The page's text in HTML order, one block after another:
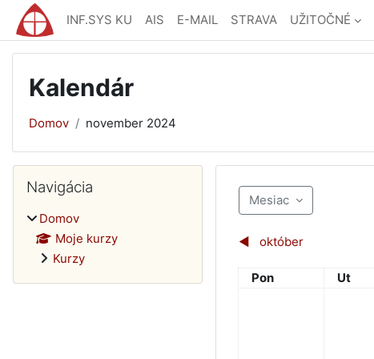
Preskočiť na hlavný obsah
INF.SYS KU AIS E-MAIL STRAVA UŽITOČNÉ
Kalendár
Domov november 2024
Mesiac
◀︎ október
Pondelok
Pon Utorok
Ut
Bloky
Navigácia
Domov
Moje kurzy
Kurzy